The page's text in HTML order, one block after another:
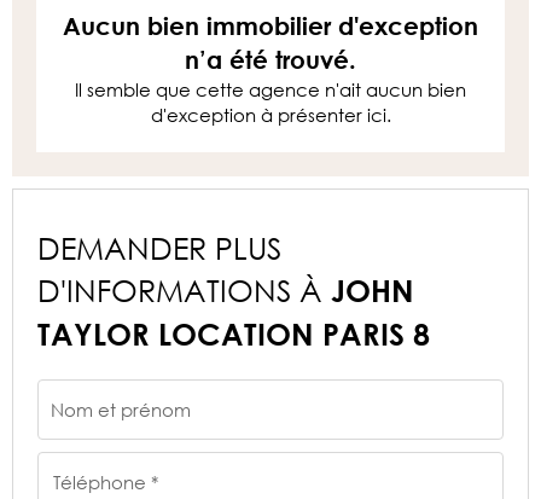
Aucun bien immobilier d'exception
n’a été trouvé.
Il semble que cette agence n'ait aucun bien
d'exception à présenter ici.
DEMANDER PLUS
D'INFORMATIONS À JOHN
TAYLOR LOCATION PARIS 8
Nom et prénom
Téléphone *